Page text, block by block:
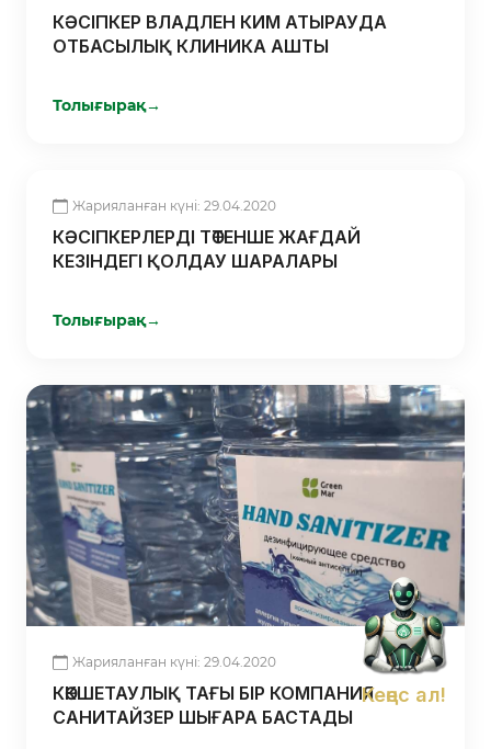
Кеңес ал!
КӘСІПКЕР ВЛАДЛЕН КИМ АТЫРАУДА
ОТБАСЫЛЫҚ КЛИНИКА АШТЫ
Толығырақ→
Жарияланған күні: 29.04.2020
КӘСІПКЕРЛЕРДІ ТӨТЕНШЕ ЖАҒДАЙ
КЕЗІНДЕГІ ҚОЛДАУ ШАРАЛАРЫ
Толығырақ→
Жарияланған күні: 29.04.2020
КӨКШЕТАУЛЫҚ ТАҒЫ БІР КОМПАНИЯ
САНИТАЙЗЕР ШЫҒАРА БАСТАДЫ